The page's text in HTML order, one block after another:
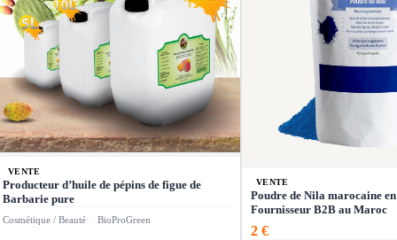
VENTE
Producteur d’huile de pépins de figue de
Barbarie pure
Cosmétique / Beauté BioProGreen
VENTE
Poudre de Nila marocaine
Fournisseur B2B au Maroc
2 €